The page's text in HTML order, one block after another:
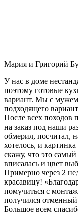
Мария и Григорий
У нас в доме
поэтому готовые
вариант. Мы с
подходящего
После всех походов
на заказ под наши
обмерил, посчитал,
хотелось, и
скажу, что это
вписалась и цвет
Примерно через 2
красавицу!
помучиться с
получился
Большое всем